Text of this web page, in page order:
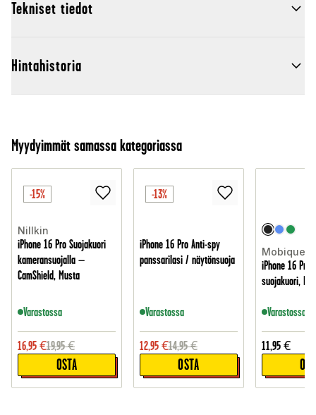
Tekniset tiedot
Hintahistoria
Myydyimmät samassa kategoriassa
-15%
Nillkin
iPhone 16 Pro Suojakuori
kameransuojalla –
CamShield, Musta
Varastossa
16,95 €19,95 €
OSTA
-13%
iPhone 16 Pro Anti-spy
panssarilasi / näytönsuoja
Varastossa
12,95 €14,95 €
OSTA
Mobique
iPhone 16 Pro
suojakuori,
Varastossa
11,95 €